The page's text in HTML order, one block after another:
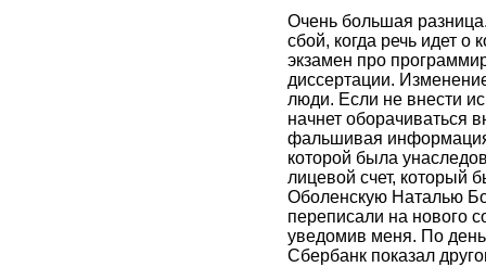
Очень большая
сбой, когда речь идет о
экзамен про
диссертации.
люди. Если не внести
начнет оборачиваться
фальшивая
которой была
лицевой счет, который
Оболенскую Наталью
переписали на нового
уведомив меня. По
Сбербанк показал